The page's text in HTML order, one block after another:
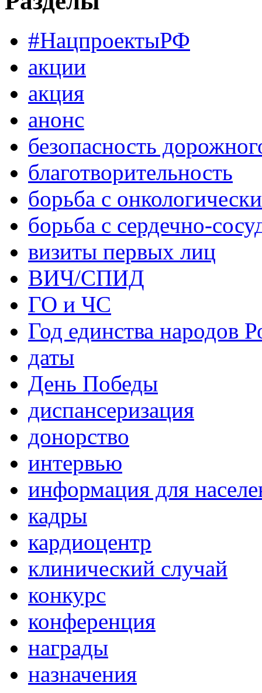
#НацпроектыРФ
акции
акция
анонс
безопасность
благотворительность
борьба с
борьба с сердечно-
визиты первых лиц
ВИЧ/СПИД
ГО и ЧС
Год единства народов
даты
День Победы
диспансеризация
донорство
интервью
информация для
кадры
кардиоцентр
клинический случай
конкурс
конференция
награды
назначения